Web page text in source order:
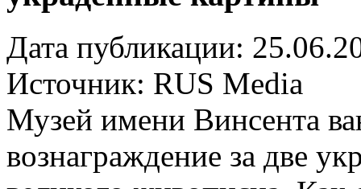
Дата публикации:
Источник: RUS Media
Музей имени Винсента
вознаграждение за две